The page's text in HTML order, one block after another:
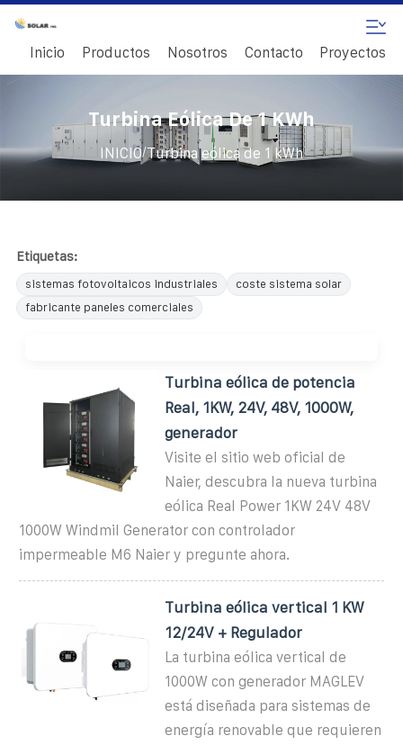
Inicio Productos Nosotros Contacto Proyectos
Turbina Eólica De 1 KWh
INICIO/Turbina eólica de 1 kWh
Etiquetas:
sistemas fotovoltaicos industriales
coste sistema solar
fabricante paneles comerciales
Turbina eólica de potencia
Real, 1KW, 24V, 48V, 1000W,
generador
Visite el sitio web oficial de
Naier, descubra la nueva turbina
eólica Real Power 1KW 24V 48V
1000W Windmil Generator con controlador
impermeable M6 Naier y pregunte ahora.
Turbina eólica vertical 1 KW
12/24V + Regulador
La turbina eólica vertical de
1000W con generador MAGLEV
está diseñada para sistemas de
energía renovable que requieren